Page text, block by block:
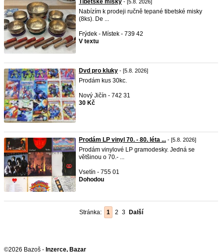
Tibetské misky - [5.8. 2026]
Nabízím k prodeji ručně tepané tibetské misky
(8ks). De ...
Frýdek - Místek - 739 42
V textu
Dvd pro kluky - [5.8. 2026]
Prodám kus 30kc.
Nový Jičín - 742 31
30 Kč
Prodám LP vinyl 70. - 80. léta ... - [5.8. 2026]
Prodám vinylové LP gramodesky. Jedná se
většinou o 70.- ...
Vsetín - 755 01
Dohodou
Stránka: 1 2 3 Další
©2026 Bazoš - Inzerce, Bazar